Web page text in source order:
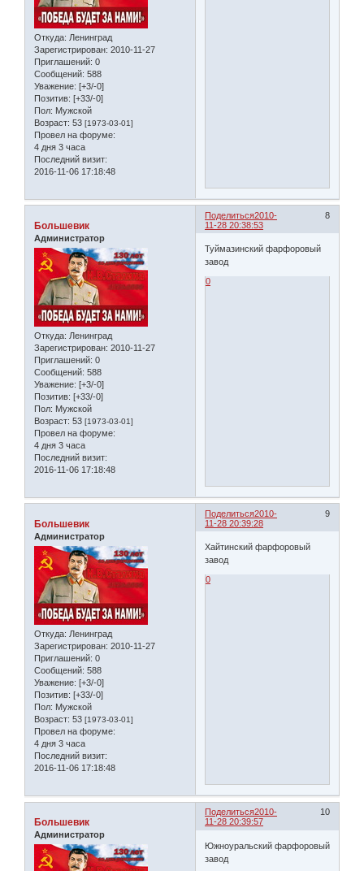
Откуда: Ленинград
Зарегистрирован: 2010-11-27
Приглашений: 0
Сообщений: 588
Уважение: [+3/-0]
Позитив: [+33/-0]
Пол: Мужской
Возраст: 53 [1973-03-01]
Провел на форуме:
4 дня 3 часа
Последний визит:
2016-11-06 17:18:48
Поделиться 8
2010-
11-28 20:38:53
Большевик
Администратор
Откуда: Ленинград
Зарегистрирован: 2010-11-27
Приглашений: 0
Сообщений: 588
Уважение: [+3/-0]
Позитив: [+33/-0]
Пол: Мужской
Возраст: 53 [1973-03-01]
Провел на форуме:
4 дня 3 часа
Последний визит:
2016-11-06 17:18:48
Туймазинский фарфоровый
завод
0
Поделиться 9
2010-
11-28 20:39:28
Большевик
Администратор
Откуда: Ленинград
Зарегистрирован: 2010-11-27
Приглашений: 0
Сообщений: 588
Уважение: [+3/-0]
Позитив: [+33/-0]
Пол: Мужской
Возраст: 53 [1973-03-01]
Провел на форуме:
4 дня 3 часа
Последний визит:
2016-11-06 17:18:48
Хайтинский фарфоровый
завод
0
Поделиться 10
2010-
11-28 20:39:57
Большевик
Администратор
Южноуральский фарфоровый
завод